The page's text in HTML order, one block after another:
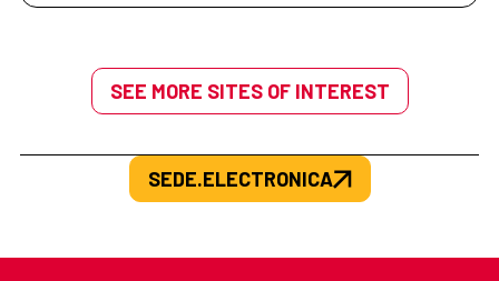
SEE MORE SITES OF INTEREST
SEDE.ELECTRONICA